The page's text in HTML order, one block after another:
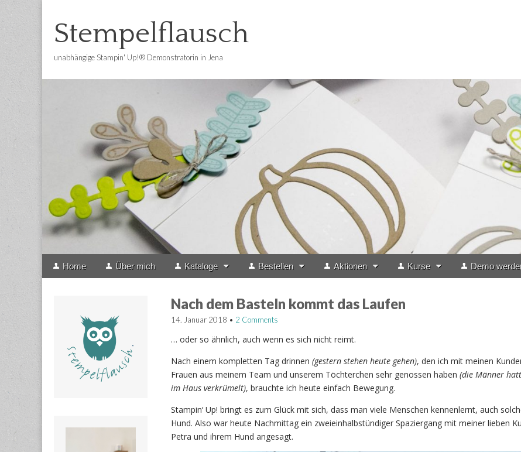
Stempelflausch
unabhängige Stampin' Up!® Demonstratorin in Jena
Main
Skip
Home Über mich Kataloge Bestellen Aktionen Kurse Demo
Nach dem Basteln kommt das Laufen
14. Januar 2018 • 2 Comments
… oder so ähnlich, auch wenn es sich nicht reimt.
Nach einem kompletten Tag drinnen (gestern stehen heute gehen), den ich mit meinen
Frauen aus meinem Team und unserem Töchterchen sehr genossen haben (die Männer
im Haus verkrümelt), brauchte ich heute einfach Bewegung.
Stampin‘ Up! bringt es zum Glück mit sich, dass man viele Menschen kennenlernt, auch
Hund. Also war heute Nachmittag ein zweieinhalbstündiger Spaziergang mit meiner lieben
Petra und ihrem Hund angesagt.